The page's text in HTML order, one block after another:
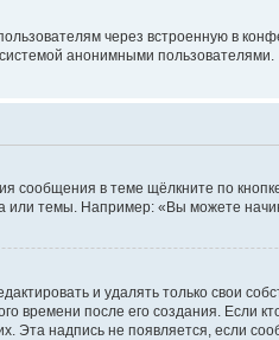
через встроенную в
анонимными пользователями.
в теме щёлкните по
или темы. Например: «Вы можете
и удалять только свои
времени после его создания. Если
Эта надпись не появляется, если